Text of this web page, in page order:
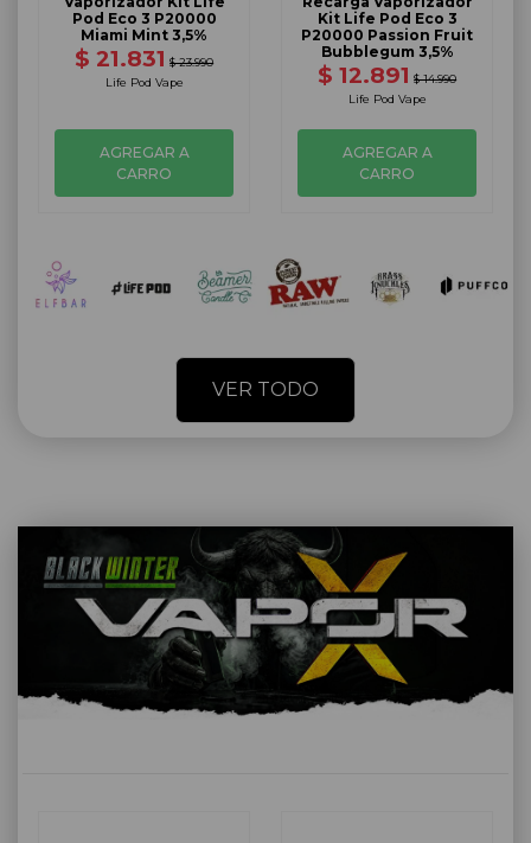
Pod Eco 3 P20000
Miami Mint 3,5%
$ 21.831 $ 23.990
Life Pod Vape
AGREGAR A
CARRO
Kit Life Pod Eco 3
P20000 Passion Fruit
Bubblegum 3,5%
$ 12.891 $ 14.990
Life Pod Vape
AGREGAR A
CARRO
VER TODO